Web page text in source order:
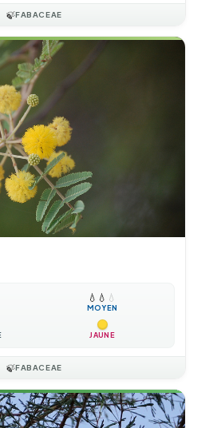
🍃FABACEAE
💧 💧 💧
MOYEN
JAUNE
🍃FABACEAE